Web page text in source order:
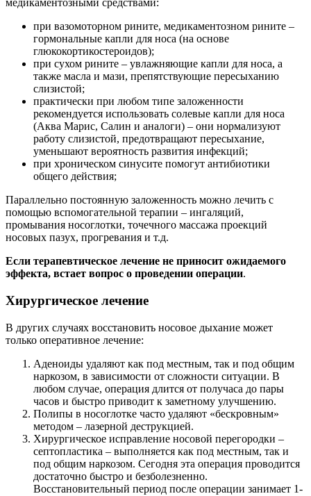
медикаментозными средствами:
при вазомоторном рините, медикаментозном рините –
гормональные капли для носа (на основе
глюкокортикостероидов);
при сухом рините – увлажняющие капли для носа, а
также масла и мази, препятствующие пересыханию
слизистой;
практически при любом типе заложенности
рекомендуется использовать солевые капли для носа
(Аква Марис, Салин и аналоги) – они нормализуют
работу слизистой, предотвращают пересыхание,
уменьшают вероятность развития инфекций;
при хроническом синусите помогут антибиотики
общего действия;
Параллельно постоянную заложенность можно лечить с
помощью вспомогательной терапии – ингаляций,
промывания носоглотки, точечного массажа проекций
носовых пазух, прогревания и т.д.
Если терапевтическое лечение не приносит ожидаемого
эффекта, встает вопрос о проведении операции.
Хирургическое лечение
В других случаях восстановить носовое дыхание может
только оперативное лечение:
Аденоиды удаляют как под местным, так и под общим
наркозом, в зависимости от сложности ситуации. В
любом случае, операция длится от получаса до пары
часов и быстро приводит к заметному улучшению.
Полипы в носоглотке часто удаляют «бескровным»
методом – лазерной деструкцией.
Хирургическое исправление носовой перегородки –
септопластика – выполняется как под местным, так и
под общим наркозом. Сегодня эта операция проводится
достаточно быстро и безболезненно.
Восстановительный период после операции занимает 1-